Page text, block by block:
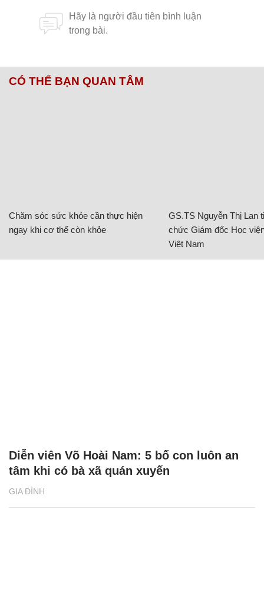
CÓ THỂ BẠN QUAN TÂM
Chăm sóc sức khỏe cần thực hiện
ngay khi cơ thể còn khỏe
GS.TS Nguyễn Thị Lan
chức Giám đốc Học
Việt Nam
GIA ĐÌNH
Diễn viên Võ Hoài Nam: 5 bố con luôn an
tâm khi có bà xã quán xuyến